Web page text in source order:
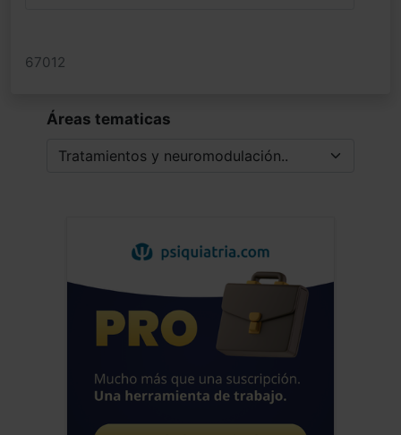
67012
Áreas tematicas